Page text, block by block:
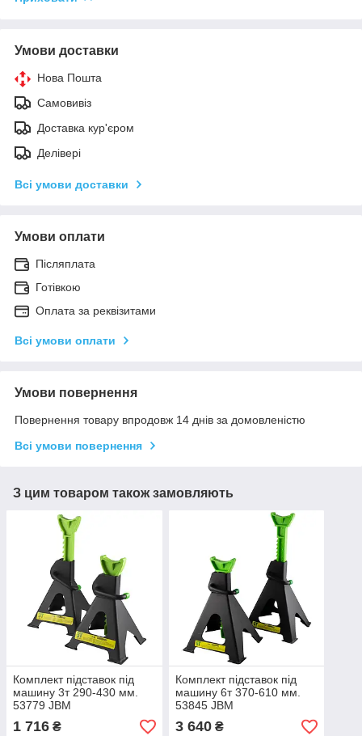
Умови доставки
Нова Пошта
Самовивіз
Доставка кур'єром
Делівері
Всі умови доставки
Умови оплати
Післяплата
Готівкою
Оплата за реквізитами
Всі умови оплати
Умови повернення
Повернення товару впродовж 14 днів за домовленістю
Всі умови повернення
З цим товаром також замовляють
Комплект підставок під
машину 3т 290-430 мм.
53779 JBM
1 716 ₴
Комплект підставок під
машину 6т 370-610 мм.
53845 JBM
3 640₴